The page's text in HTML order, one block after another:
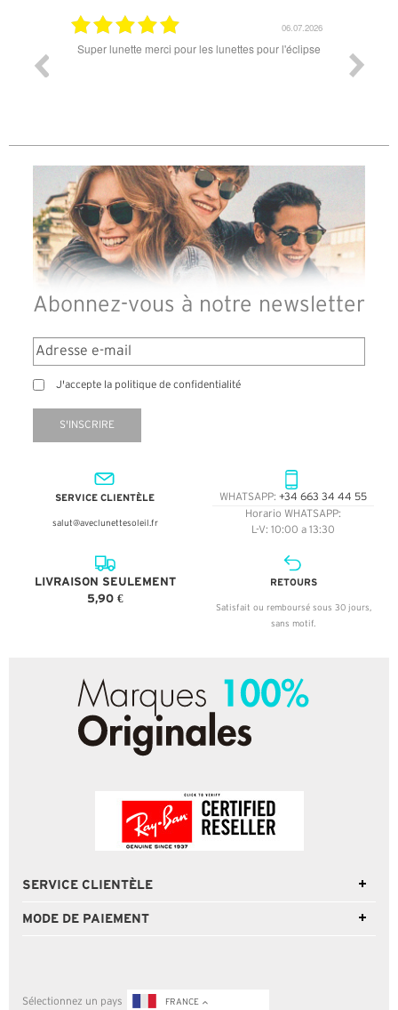
06.07.2026
Super lunette merci pour les lunettes pour l'éclipse
Abonnez-vous à notre newsletter
J'accepte la politique de confidentialité
S'INSCRIRE
SERVICE CLIENTÈLE
salut@aveclunettesoleil.fr
WHATSAPP: +34 663 34 44 55
Horario WHATSAPP:
L-V: 10:00 a 13:30
LIVRAISON SEULEMENT
5,90 €
RETOURS
Satisfait ou remboursé sous 30 jours,
sans motif.
SERVICE CLIENTÈLE
MODE DE PAIEMENT
Sélectionnez un pays FRANCE